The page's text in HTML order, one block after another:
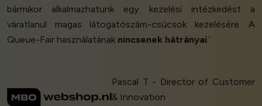
bármikor alkalmazhatunk egy kezelési intézkedést a
váratlanul magas látogatószám-csúcsok kezelésére. A
Queue-Fair használatának nincsenek hátrányai.’
Pascal T - Director of Customer
& Innovation